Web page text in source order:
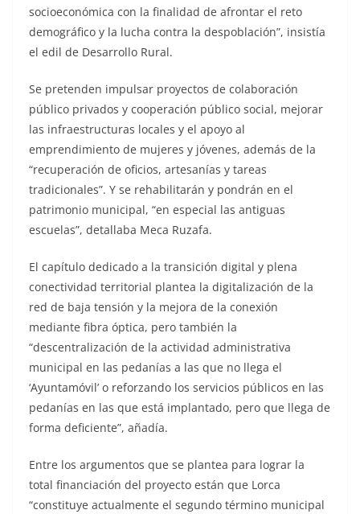
socioeconómica con la finalidad de afrontar el reto
demográfico y la lucha contra la despoblación”, insistía
el edil de Desarrollo Rural.
Se pretenden impulsar proyectos de colaboración
público privados y cooperación público social, mejorar
las infraestructuras locales y el apoyo al
emprendimiento de mujeres y jóvenes, además de la
“recuperación de oficios, artesanías y tareas
tradicionales”. Y se rehabilitarán y pondrán en el
patrimonio municipal, “en especial las antiguas
escuelas”, detallaba Meca Ruzafa.
El capítulo dedicado a la transición digital y plena
conectividad territorial plantea la digitalización de la
red de baja tensión y la mejora de la conexión
mediante fibra óptica, pero también la
“descentralización de la actividad administrativa
municipal en las pedanías a las que no llega el
‘Ayuntamóvil’ o reforzando los servicios públicos en las
pedanías en las que está implantado, pero que llega de
forma deficiente”, añadía.
Entre los argumentos que se plantea para lograr la
total financiación del proyecto están que Lorca
“constituye actualmente el segundo término municipal